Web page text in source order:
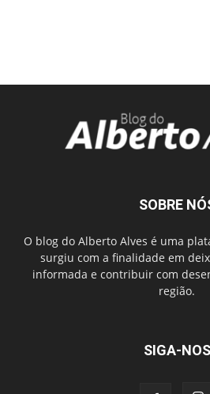
SOBRE
O blog do Alberto Alves é uma
surgiu com a finalidade em
informada e contribuir com
região.
SIGA-NOS